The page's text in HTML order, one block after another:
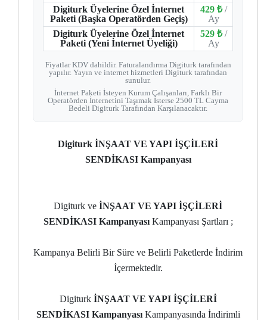
Digiturk Üyelerine Özel İnternet
Paketi (Başka Operatörden Geçiş)
429 ₺ /
Ay
Digiturk Üyelerine Özel İnternet
Paketi (Yeni İnternet Üyeliği)
529 ₺ /
Ay
Fiyatlar KDV dahildir. Faturalandırma Digiturk tarafından
yapılır. Yayın ve internet hizmetleri Digiturk tarafından
sunulur.
İnternet Paketi İsteyen Kurum Çalışanları, Farklı Bir
Operatörden İnternetini Taşımak İsterse 2500 TL Cayma
Bedeli Digiturk Tarafından Karşılanacaktır.
Digiturk İNŞAAT VE YAPI İŞÇİLERİ
SENDİKASI Kampanyası
Digiturk ve İNŞAAT VE YAPI İŞÇİLERİ
SENDİKASI KampanyasıKampanyası Şartları ;
Kampanya Belirli Bir Süre ve Belirli Paketlerde İndirim
İçermektedir.
Digiturk İNŞAAT VE YAPI İŞÇİLERİ
SENDİKASI KampanyasıKampanyasında İndirimli